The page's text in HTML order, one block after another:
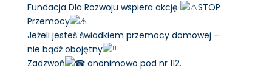
Fundacja Dla Rozwoju wspiera akcję
STOP
Przemocy
Jeżeli jesteś świadkiem przemocy domowej –
nie bądź obojętny
Zadzwoń
anonimowo pod nr 112.